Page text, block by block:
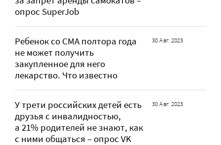
опрос SuperJob
Ребенок со СМА полтора года
не может получить
закупленное для него
лекарство. Что известно
30 Авг. 2023
У трети российских детей есть
друзья с инвалидностью,
а 21% родителей не знают, как
с ними общаться – опрос VK
30 Авг. 2023